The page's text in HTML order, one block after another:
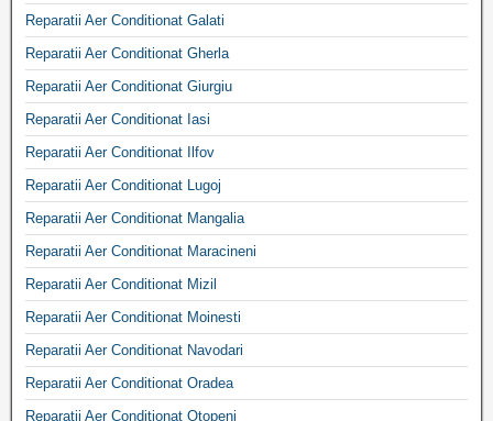
Reparatii Aer Conditionat Galati
Reparatii Aer Conditionat Gherla
Reparatii Aer Conditionat Giurgiu
Reparatii Aer Conditionat Iasi
Reparatii Aer Conditionat Ilfov
Reparatii Aer Conditionat Lugoj
Reparatii Aer Conditionat Mangalia
Reparatii Aer Conditionat Maracineni
Reparatii Aer Conditionat Mizil
Reparatii Aer Conditionat Moinesti
Reparatii Aer Conditionat Navodari
Reparatii Aer Conditionat Oradea
Reparatii Aer Conditionat Otopeni